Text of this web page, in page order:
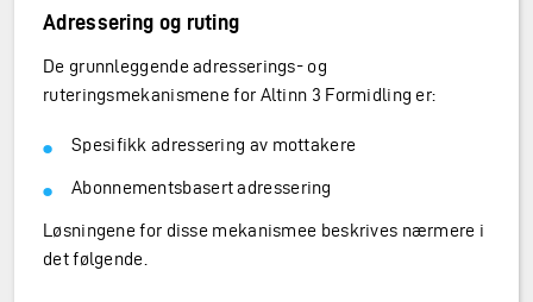
Adressering og ruting
De grunnleggende adresserings- og
ruteringsmekanismene for Altinn 3 Formidling er:
Spesifikk adressering av mottakere
Abonnementsbasert adressering
Løsningene for disse mekanismee beskrives nærmere i
det følgende.